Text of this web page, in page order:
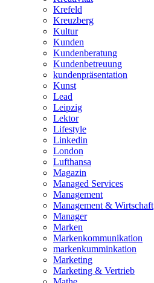
Krefeld
Kreuzberg
Kultur
Kunden
Kundenberatung
Kundenbetreuung
kundenpräsentation
Kunst
Lead
Leipzig
Lektor
Lifestyle
Linkedin
London
Lufthansa
Magazin
Managed Services
Management
Management & Wirtschaft
Manager
Marken
Markenkommunikation
markenkumminkation
Marketing
Marketing & Vertrieb